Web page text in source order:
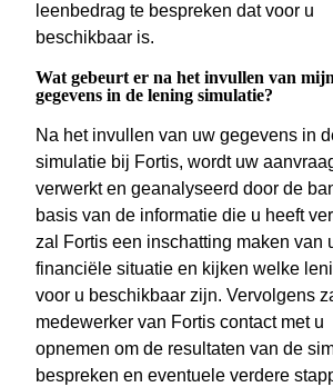
leenbedrag te bespreken dat voor u
beschikbaar is.
Wat gebeurt er na het invullen van mijn
gegevens in de lening simulatie?
Na het invullen van uw gegevens in
simulatie bij Fortis, wordt uw
verwerkt en geanalyseerd door de
basis van de informatie die u heeft
zal Fortis een inschatting maken van
financiële situatie en kijken welke
voor u beschikbaar zijn. Vervolgens
medewerker van Fortis contact met u
opnemen om de resultaten van de
bespreken en eventuele verdere